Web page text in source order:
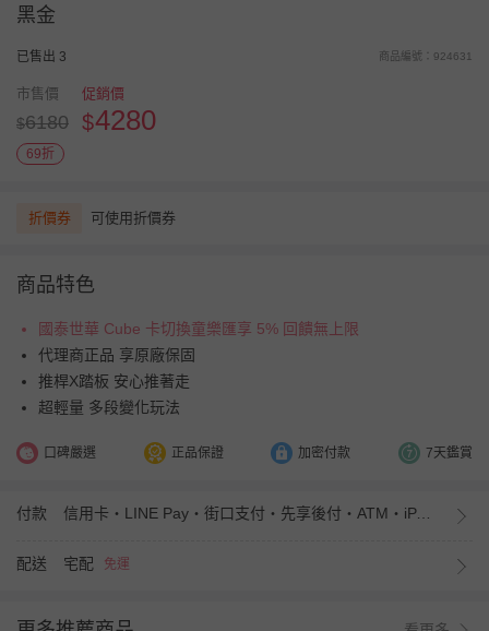
黑金
已售出 3 商品編號：924631
市售價
$6180
促銷價
$4280
69折
折價券 可使用折價券
商品特色
國泰世華 Cube 卡切換童樂匯享 5% 回饋無上限
代理商正品 享原廠保固
推桿X踏板 安心推著走
超輕量 多段變化玩法
口碑嚴選 正品保證 加密付款 7天鑑賞
付款 信用卡・LINE Pay・街口支付・先享後付・ATM・iPASS MONEY
配送 宅配 免運